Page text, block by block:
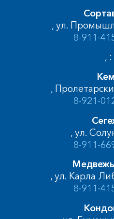
, ул.
8-911-
, :
,
8-921-
, ул.
8-911-
, ул. Карла
8-911-